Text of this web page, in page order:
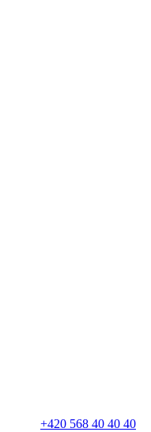
+420 568 40 40 40